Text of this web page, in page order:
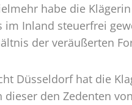
habe die
im Inland steuerfrei
der veräußerten
Düsseldorf hat die
dieser den Zedenten